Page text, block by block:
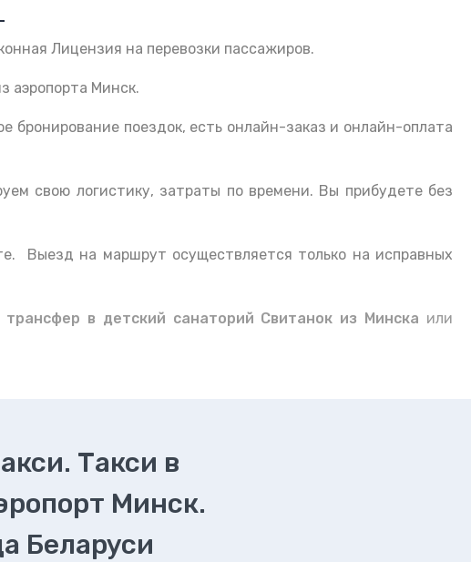
Лицензия на перевозки пассажиров.
аэропорта Минск.
бронирование поездок, есть онлайн-заказ и онлайн-оплата
свою логистику, затраты по времени. Вы прибудете без
Выезд на маршрут осуществляется только на исправных
трансфер в детский санаторий Свитанок из Минска или
Такси в
Минск.
Беларуси